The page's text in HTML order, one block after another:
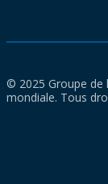
© 2025 Groupe de
mondiale. Tous